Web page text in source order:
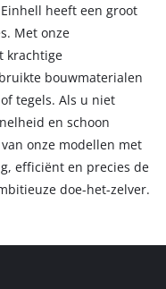
heeft een groot
Met onze
krachtige
bouwmaterialen
tegels. Als u niet
en schoon
onze modellen met
efficiënt en precies de
doe-het-zelver.